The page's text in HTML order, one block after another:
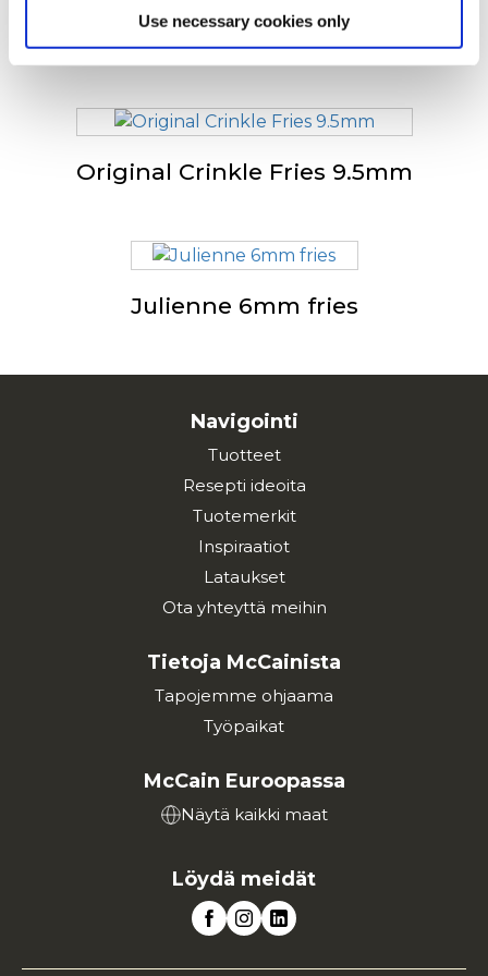
Use necessary cookies only
Steakhouse Fries
Original Crinkle Fries 9.5mm
Julienne 6mm fries
Navigointi
Tuotteet
Resepti ideoita
Tuotemerkit
Inspiraatiot
Lataukset
Ota yhteyttä meihin
Tietoja McCainista
Tapojemme ohjaama
Työpaikat
McCain Euroopassa
Näytä kaikki maat
Löydä meidät